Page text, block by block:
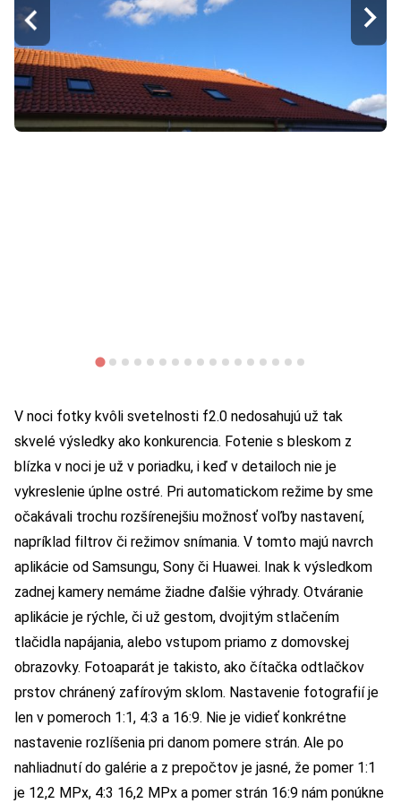
V noci fotky kvôli svetelnosti f2.0 nedosahujú už tak
skvelé výsledky ako konkurencia. Fotenie s bleskom z
blízka v noci je už v poriadku, i keď v detailoch nie je
vykreslenie úplne ostré. Pri automatickom režime by sme
očakávali trochu rozšírenejšiu možnosť voľby nastavení,
napríklad filtrov či režimov snímania. V tomto majú navrch
aplikácie od Samsungu, Sony či Huawei. Inak k výsledkom
zadnej kamery nemáme žiadne ďalšie výhrady. Otváranie
aplikácie je rýchle, či už gestom, dvojitým stlačením
tlačidla napájania, alebo vstupom priamo z domovskej
obrazovky. Fotoaparát je takisto, ako čítačka odtlačkov
prstov chránený zafírovým sklom. Nastavenie fotografií je
len v pomeroch 1:1, 4:3 a 16:9. Nie je vidieť konkrétne
nastavenie rozlíšenia pri danom pomere strán. Ale po
nahliadnutí do galérie a z prepočtov je jasné, že pomer 1:1
je 12,2 MPx, 4:3 16,2 MPx a pomer strán 16:9 nám ponúkne